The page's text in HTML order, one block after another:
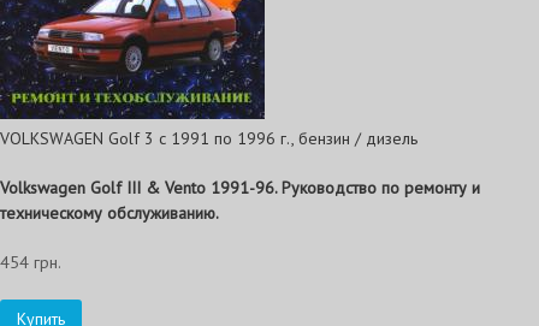
VOLKSWAGEN Golf 3 с 1991 по 1996 г., бензин / дизель
Volkswagen Golf III & Vento 1991-96. Руководство по ремонту и
техническому обслуживанию.
454 грн.
Купить